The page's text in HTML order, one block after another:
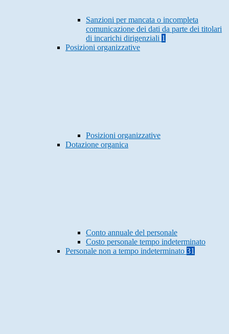
Sanzioni per mancata o incompleta
comunicazione dei dati da parte dei titolari
di incarichi dirigenziali 1
Posizioni organizzative
Posizioni organizzative
Dotazione organica
Conto annuale del personale
Costo personale tempo indeterminato
Personale non a tempo indeterminato 31